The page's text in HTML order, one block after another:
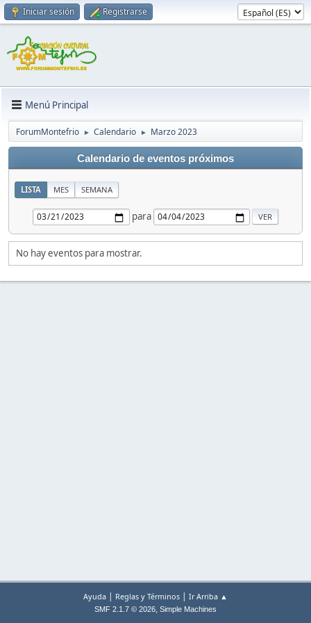
Iniciar sesión Registrarse
Menú Principal
ForumMontefrio ► Calendario ► Marzo 2023
Calendario de eventos próximos
LISTA MES SEMANA
para
No hay eventos para mostrar.
Ayuda | Reglas y Términos | Ir Arriba ▲
SMF 2.1.7 © 2026, Simple Machines